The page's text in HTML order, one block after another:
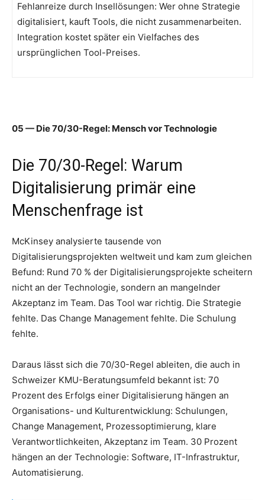
Fehlanreize durch Insellösungen: Wer ohne Strategie
digitalisiert, kauft Tools, die nicht zusammenarbeiten.
Integration kostet später ein Vielfaches des
ursprünglichen Tool-Preises.
05 — Die 70/30-Regel: Mensch vor Technologie
Die 70/30-Regel: Warum
Digitalisierung primär eine
Menschenfrage ist
McKinsey analysierte tausende von
Digitalisierungsprojekten weltweit und kam zum gleichen
Befund: Rund 70 % der Digitalisierungsprojekte scheitern
nicht an der Technologie, sondern an mangelnder
Akzeptanz im Team. Das Tool war richtig. Die Strategie
fehlte. Das Change Management fehlte. Die Schulung
fehlte.
Daraus lässt sich die 70/30-Regel ableiten, die auch in
Schweizer KMU-Beratungsumfeld bekannt ist: 70
Prozent des Erfolgs einer Digitalisierung hängen an
Organisations- und Kulturentwicklung: Schulungen,
Change Management, Prozessoptimierung, klare
Verantwortlichkeiten, Akzeptanz im Team. 30 Prozent
hängen an der Technologie: Software, IT-Infrastruktur,
Automatisierung.